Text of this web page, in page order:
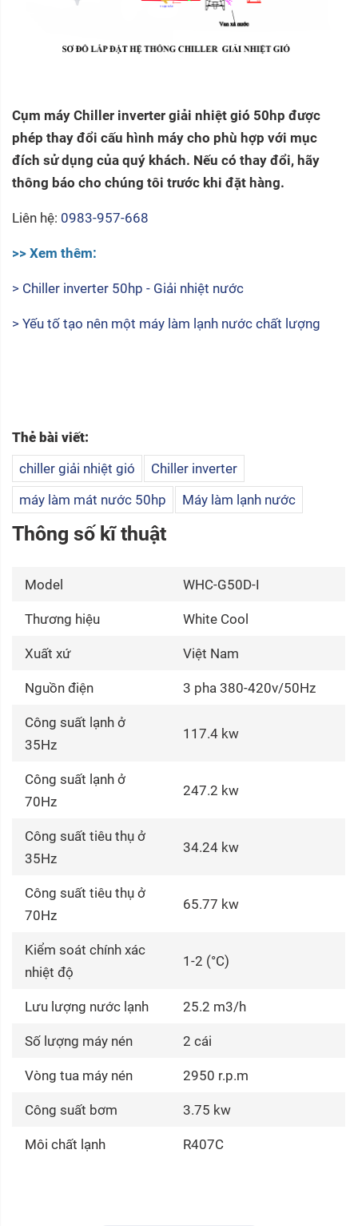
Cụm máy Chiller inverter giải nhiệt gió 50hp được
phép thay đổi cấu hình máy cho phù hợp với mục
đích sử dụng của quý khách. Nếu có thay đổi, hãy
thông báo cho chúng tôi trước khi đặt hàng.
Liên hệ: 0983-957-668
>> Xem thêm:
> Chiller inverter 50hp - Giải nhiệt nước
> Yếu tố tạo nên một máy làm lạnh nước chất lượng
Thẻ bài viết:
chiller giải nhiệt gió
Chiller inverter
máy làm mát nước 50hp
Máy làm lạnh nước
Thông số kĩ thuật
Model WHC-G50D-I
Thương hiệu White Cool
Xuất xứ Việt Nam
Nguồn điện 3 pha 380-420v/50Hz
Công suất lạnh ở
35Hz
117.4 kw
Công suất lạnh ở
70Hz
247.2 kw
Công suất tiêu thụ ở
35Hz
34.24 kw
Công suất tiêu thụ ở
70Hz
65.77 kw
Kiểm soát chính xác
nhiệt độ
1-2 (°C)
Lưu lượng nước lạnh 25.2 m3/h
Số lượng máy nén 2 cái
Vòng tua máy nén 2950 r.p.m
Công suất bơm 3.75 kw
Môi chất lạnh R407C